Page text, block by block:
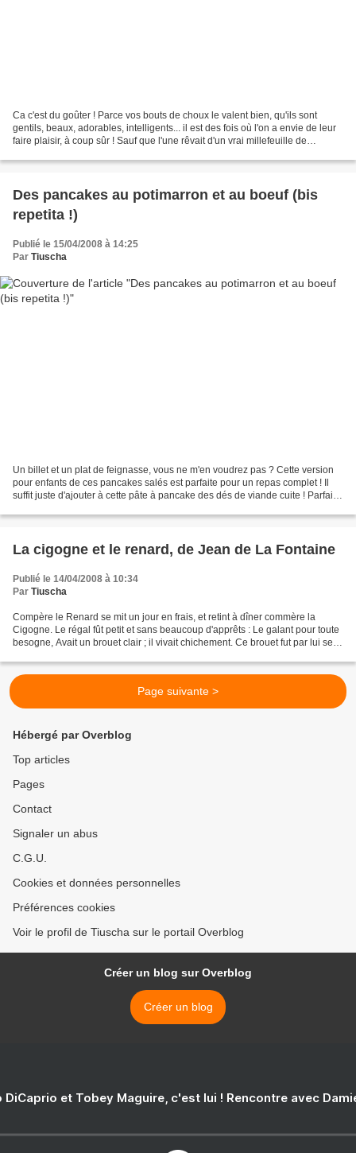
Ca c'est du goûter ! Parce vos bouts de choux le valent bien, qu'ils sont
gentils, beaux, adorables, intelligents... il est des fois où l'on a envie de leur
faire plaisir, à coup sûr ! Sauf que l'une rêvait d'un vrai millefeuille de
Des pancakes au potimarron et au boeuf (bis
repetita !)
Publié le 15/04/2008 à 14:25
Par Tiuscha
Un billet et un plat de feignasse, vous ne m'en voudrez pas ? Cette version
pour enfants de ces pancakes salés est parfaite pour un repas complet ! Il
suffit juste d'ajouter à cette pâte à pancake des dés de viande cuite ! Parfait
La cigogne et le renard, de Jean de La Fontaine
Publié le 14/04/2008 à 10:34
Par Tiuscha
Compère le Renard se mit un jour en frais, et retint à dîner commère la
Cigogne. Le régal fût petit et sans beaucoup d'apprêts : Le galant pour toute
besogne, Avait un brouet clair ; il vivait chichement. Ce brouet fut par lui servi
Page suivante >
Hébergé par Overblog
Top articles
Pages
Contact
Signaler un abus
C.G.U.
Cookies et données personnelles
Préférences cookies
Voir le profil de Tiuscha sur le portail Overblog
Créer un blog sur Overblog
Créer un blog
DiCaprio et Tobey Maguire, c'est lui ! Rencontre avec